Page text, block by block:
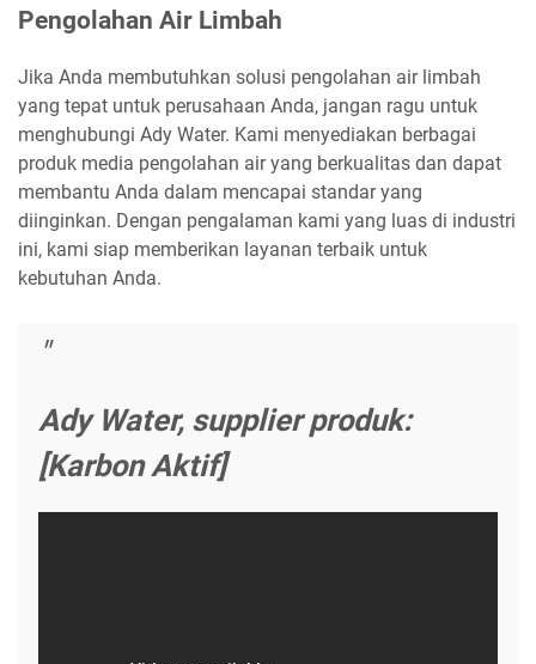
Pengolahan Air Limbah
Jika Anda membutuhkan solusi pengolahan air limbah
yang tepat untuk perusahaan Anda, jangan ragu untuk
menghubungi Ady Water. Kami menyediakan berbagai
produk media pengolahan air yang berkualitas dan dapat
membantu Anda dalam mencapai standar yang
diinginkan. Dengan pengalaman kami yang luas di industri
ini, kami siap memberikan layanan terbaik untuk
kebutuhan Anda.
Ady Water, supplier produk:
[Karbon Aktif]